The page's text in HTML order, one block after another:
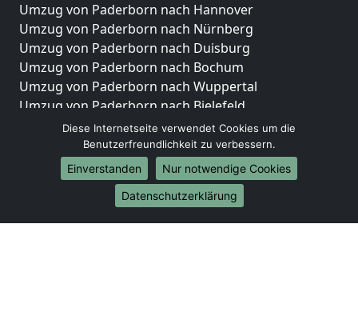
Umzug von Paderborn nach Hannover
Umzug von Paderborn nach Nürnberg
Umzug von Paderborn nach Duisburg
Umzug von Paderborn nach Bochum
Umzug von Paderborn nach Wuppertal
Umzug von Paderborn nach Bielefeld
Umzug von Paderborn nach Bonn
Umzug von Paderborn nach Münster
Internationale-Umzüge
Umzug von Paderborn nach Brasilien
Umzug von Paderborn nach Brunei Darussalam
Diese Internetseite verwendet Cookies um die
Benutzerfreundlichkeit zu verbessern.
Einverstanden
Nur notwendige Cookies
Datenschutzerklärung